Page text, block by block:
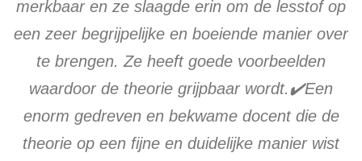
merkbaar en ze slaagde erin om de lesstof op
een zeer begrijpelijke en boeiende manier over
te brengen. Ze heeft goede voorbeelden
waardoor de theorie grijpbaar wordt.✔️Een
enorm gedreven en bekwame docent die de
theorie op een fijne en duidelijke manier wist